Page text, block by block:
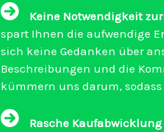
Keine Notwendigkeit
spart Ihnen die aufwendige
sich keine Gedanken über
Beschreibungen und die
kümmern uns darum,
Rasche